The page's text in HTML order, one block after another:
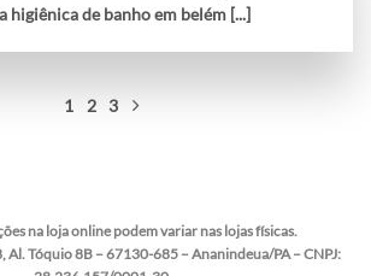
higiênica de banho em belém [...]
1 2 3
na loja online podem variar nas lojas físicas.
Al. Tóquio 8B – 67130-685 – Ananindeua/PA – CNPJ: